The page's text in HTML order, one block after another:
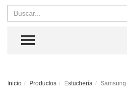
TOGGLE MENU
Inicio Productos Estuchería Samsung